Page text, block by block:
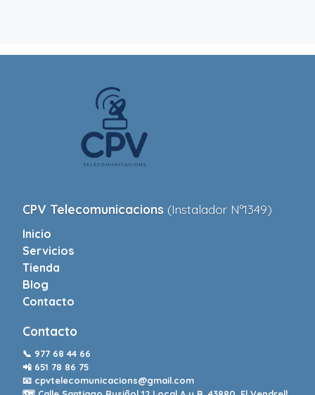
CPV Telecomunicacions (Instalador Nº1349)
Inicio
Servicios
Tienda
Blog
Contacto
Contacto
📞 977 68 44 66
📲 651 78 86 75
📧 cpvtelecomunicacions@gmail.com